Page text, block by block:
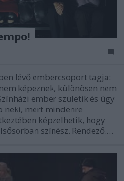
lévő embercsoport tagja:
képeznek, különösen nem
ember születik és úgy
neki, mert mindenre
képzelhetik, hogy
színész. Rendező.…